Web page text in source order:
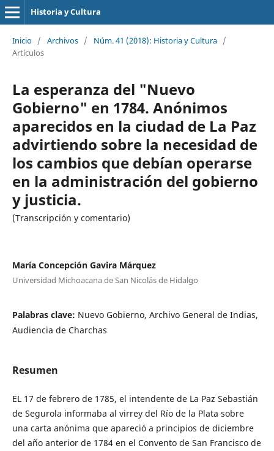
Historia y Cultura
Inicio / Archivos / Núm. 41 (2018): Historia y Cultura /
Artículos
La esperanza del "Nuevo
Gobierno" en 1784. Anónimos
aparecidos en la ciudad de La Paz
advirtiendo sobre la necesidad de
los cambios que debían operarse
en la administración del gobierno
y justicia.
(Transcripción y comentario)
María Concepción Gavira Márquez
Universidad Michoacana de San Nicolás de Hidalgo
Palabras clave: Nuevo Gobierno, Archivo General de Indias,
Audiencia de Charchas
Resumen
EL 17 de febrero de 1785, el intendente de La Paz Sebastián
de Segurola informaba al virrey del Río de la Plata sobre
una carta anónima que apareció a principios de diciembre
del año anterior de 1784 en el Convento de San Francisco de